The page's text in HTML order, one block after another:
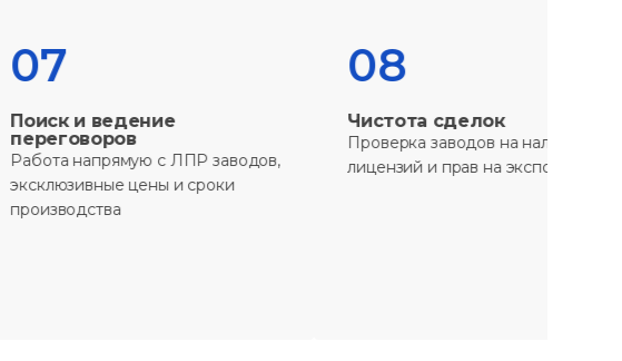
с ЛПР заводов,
цены и сроки
Чистота сделок
Проверка заводов на наличие
лицензий и прав на экспорт